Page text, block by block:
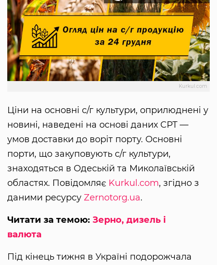
Kurkul.com
Ціни на основні с/г культури, оприлюднені у
новині, наведені на основі даних CPT —
умов доставки до воріт порту. Основні
порти, що закуповують с/г культури,
знаходяться в Одеській та Миколаївській
областях. Повідомляє Kurkul.com, згідно з
даними ресурсу Zernotorg.ua.
Читати за темою: Зерно, дизель і
валюта
Під кінець тижня в Україні подорожчала